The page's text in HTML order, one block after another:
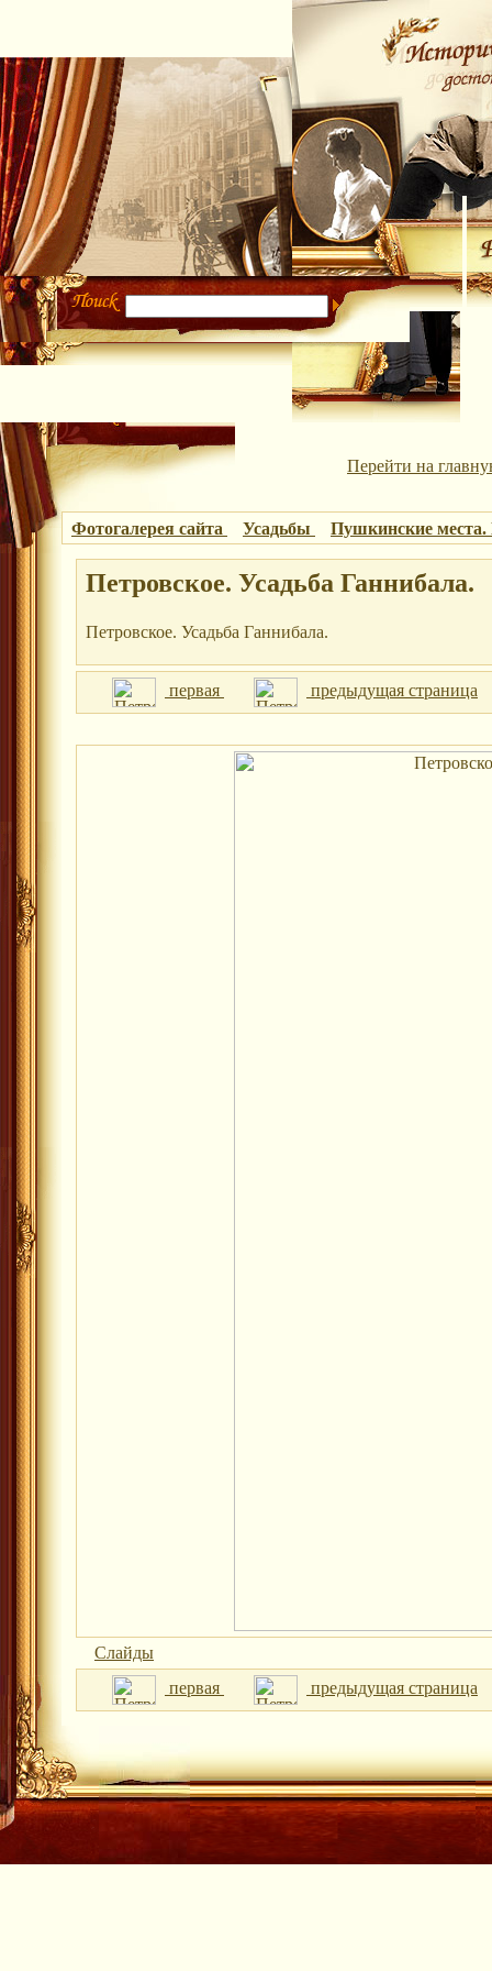
Перейти на
Фотогалерея сайта Усадьбы Пушкинские места.
Петровское. Усадьба Ганнибала.
Петровское. Усадьба Ганнибала.
первая предыдущая страница
Слайды
первая
предыдущая страница